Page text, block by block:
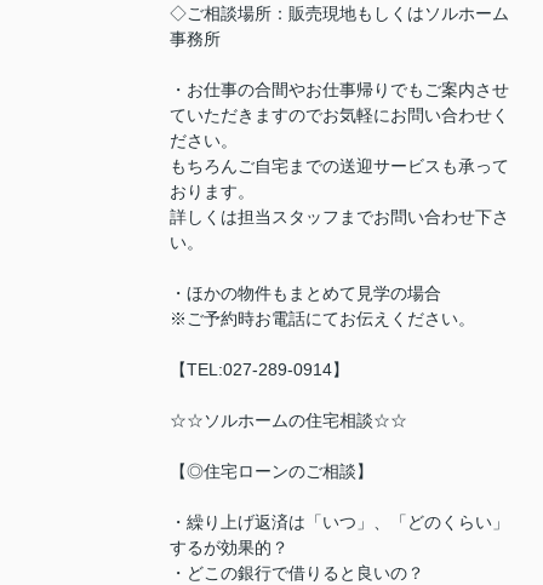
◇ご相談場所：販売現地もしくはソルホーム
事務所
・お仕事の合間やお仕事帰りでもご案内させ
ていただきますのでお気軽にお問い合わせく
ださい。
もちろんご自宅までの送迎サービスも承って
おります。
詳しくは担当スタッフまでお問い合わせ下さ
い。
・ほかの物件もまとめて見学の場合
※ご予約時お電話にてお伝えください。
【TEL:027-289-0914】
☆☆ソルホームの住宅相談☆☆
【◎住宅ローンのご相談】
・繰り上げ返済は「いつ」、「どのくらい」
するが効果的？
・どこの銀行で借りると良いの？